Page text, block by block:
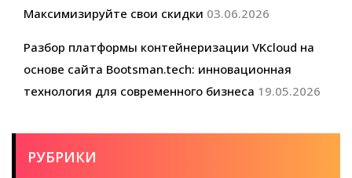
Максимизируйте свои скидки 03.06.2026
Разбор платформы контейнеризации VKcloud на
основе сайта Bootsman.tech: инновационная
технология для современного бизнеса 19.05.2026
РУБРИКИ